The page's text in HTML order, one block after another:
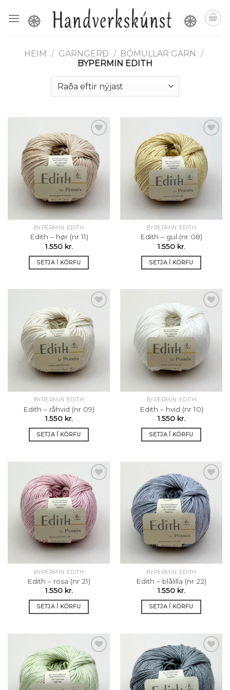
HEIM / GARNGERÐ / BÓMULLAR GARN /
BYPERMIN EDITH
Setja á
óskalista
BYPERMIN EDITH
Edith – hør (nr 11)
1.550 kr.
SETJA Í KÖRFU
Setja á
óskalista
BYPERMIN EDITH
Edith – gul (nr 08)
1.550 kr.
SETJA Í KÖRFU
Setja á
óskalista
BYPERMIN EDITH
Edith – råhvid (nr 09)
1.550 kr.
SETJA Í KÖRFU
Setja á
óskalista
BYPERMIN EDITH
Edith – hvid (nr 10)
1.550 kr.
SETJA Í KÖRFU
Setja á
óskalista
BYPERMIN EDITH
Edith – rosa (nr 21)
1.550 kr.
SETJA Í KÖRFU
Setja á
óskalista
BYPERMIN EDITH
Edith – blålilla (nr 22)
1.550 kr.
SETJA Í KÖRFU
Setja á
óskalista
Setja á
óskalista